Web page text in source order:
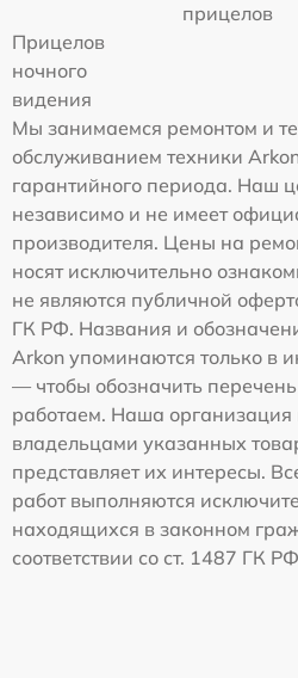
прицелов
Прицелов
ночного
видения
Мы занимаемся ремонтом и
обслуживанием техники
гарантийного периода. Наш
независимо и не имеет
производителя. Цены на
носят исключительно
не являются публичной
ГК РФ. Названия и
Arkon упоминаются только в
— чтобы обозначить
работаем. Наша
владельцами указанных
представляет их интересы.
работ выполняются
находящихся в законном
соответствии со ст. 1487 ГК